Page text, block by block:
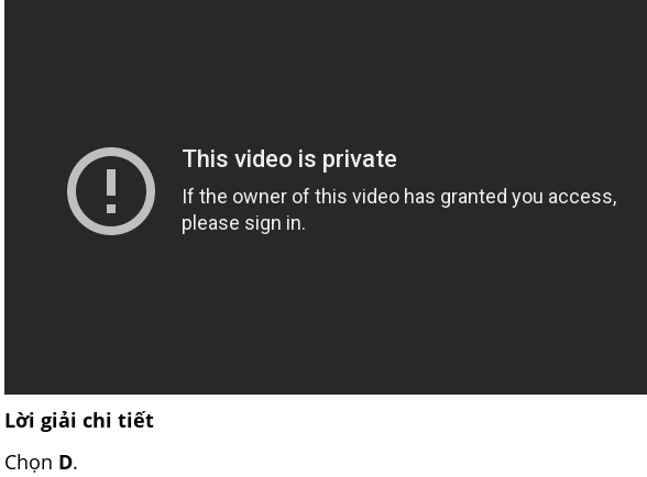
Lời giải chi tiết
Chọn D.